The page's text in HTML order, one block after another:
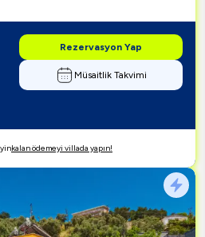
Rezervasyon Yap
Müsaitlik Takvimi
kalan ödemeyi villada yapın!